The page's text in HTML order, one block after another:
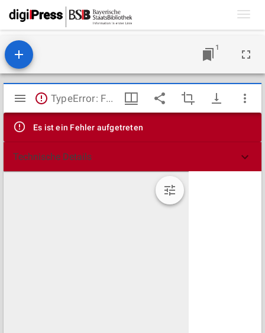
1
Mirador
Viewer
TypeError: Failed to fetch
Es ist ein Fehler aufgetreten
Technische Details